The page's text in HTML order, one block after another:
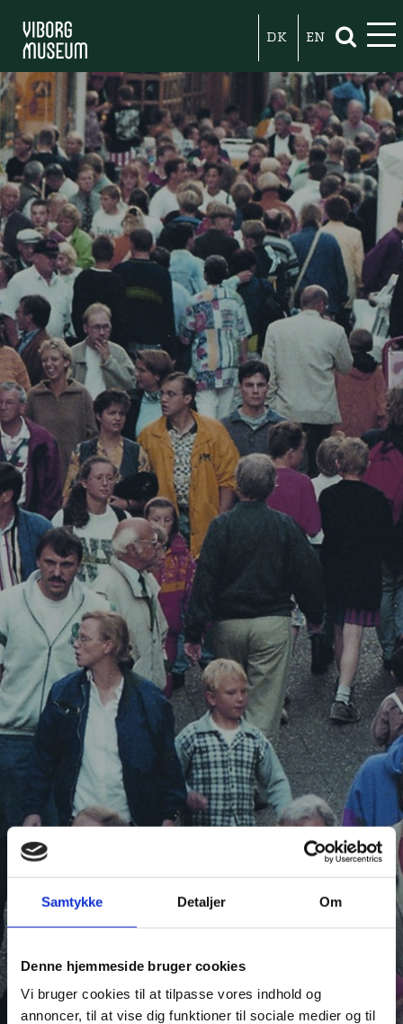
Samtykke Detaljer Om
Denne hjemmeside bruger cookies
Vi bruger cookies til at tilpasse vores indhold og
annoncer, til at vise dig funktioner til sociale medier og til
DK EN